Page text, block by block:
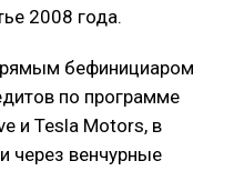
2008 года.
бефинициаром
по программе
и Tesla Motors, в
через венчурные